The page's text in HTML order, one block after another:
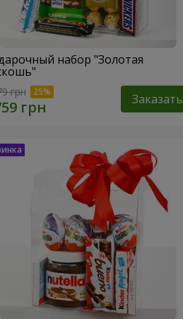
набор "Золотая
грн Заказать